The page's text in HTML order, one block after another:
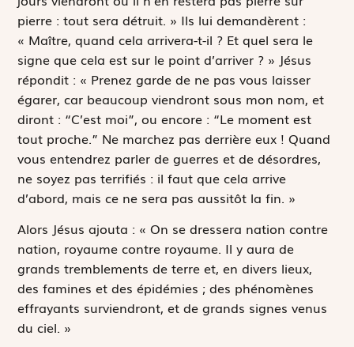
pierre : tout sera détruit. » Ils lui demandèrent :
« Maître, quand cela arrivera-t-il ? Et quel sera le
signe que cela est sur le point d’arriver ? » Jésus
répondit : « Prenez garde de ne pas vous laisser
égarer, car beaucoup viendront sous mon nom, et
diront : “C’est moi”, ou encore : “Le moment est
tout proche.” Ne marchez pas derrière eux ! Quand
vous entendrez parler de guerres et de désordres,
ne soyez pas terrifiés : il faut que cela arrive
d’abord, mais ce ne sera pas aussitôt la fin. »
Alors Jésus ajouta : « On se dressera nation contre
nation, royaume contre royaume. Il y aura de
grands tremblements de terre et, en divers lieux,
des famines et des épidémies ; des phénomènes
effrayants surviendront, et de grands signes venus
du ciel. »